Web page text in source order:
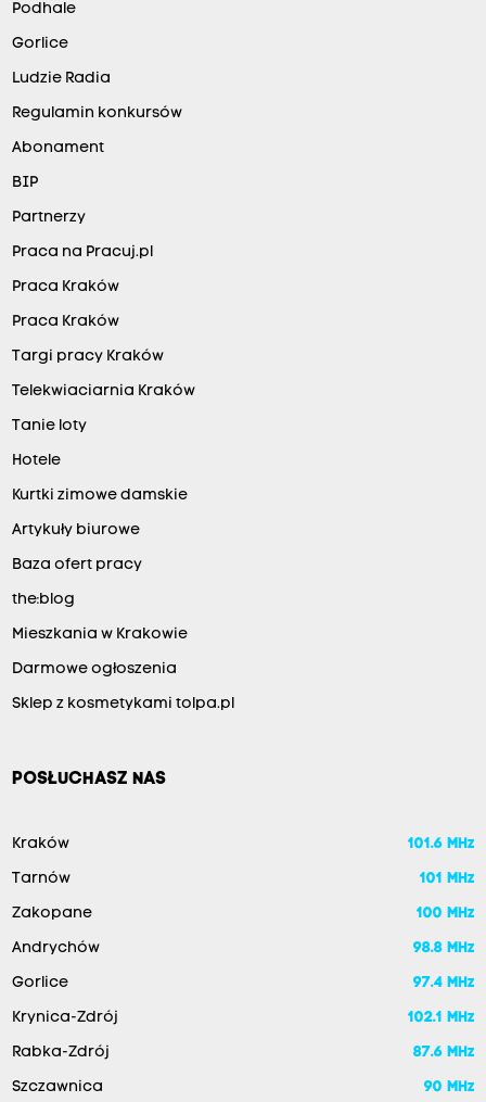
Podhale
Gorlice
Ludzie Radia
Regulamin konkursów
Abonament
BIP
Partnerzy
Praca na Pracuj.pl
Praca Kraków
Praca Kraków
Targi pracy Kraków
Telekwiaciarnia Kraków
Tanie loty
Hotele
Kurtki zimowe damskie
Artykuły biurowe
Baza ofert pracy
the:blog
Mieszkania w Krakowie
Darmowe ogłoszenia
Sklep z kosmetykami tolpa.pl
POSŁUCHASZ NAS
Kraków 101.6 MHz
Tarnów 101 MHz
Zakopane 100 MHz
Andrychów 98.8 MHz
Gorlice 97.4 MHz
Krynica-Zdrój 102.1 MHz
Rabka-Zdrój 87.6 MHz
Szczawnica 90 MHz